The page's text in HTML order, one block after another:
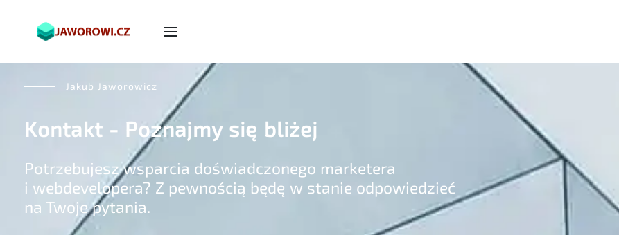
Jakub Jaworowicz
Kontakt - Poznajmy się bliżej
Potrzebujesz wsparcia doświadczonego marketera
i webdevelopera? Z pewnością będę w stanie odpowiedzieć
na Twoje pytania.